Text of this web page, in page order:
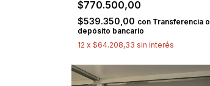
$770.500,00
$539.350,00 con Transferencia o
depósito bancario
12 x $64.208,33 sin interés